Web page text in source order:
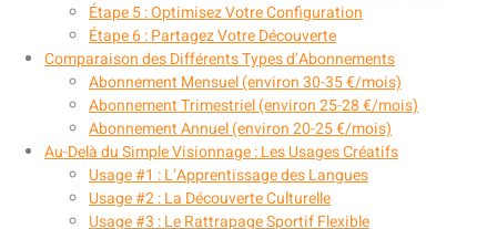
Étape 5 : Optimisez Votre Configuration
Étape 6 : Partagez Votre Découverte
Comparaison des Différents Types d’Abonnements
Abonnement Mensuel (environ 30-35 €/mois)
Abonnement Trimestriel (environ 25-28 €/mois)
Abonnement Annuel (environ 20-25 €/mois)
Au-Delà du Simple Visionnage : Les Usages Créatifs
Usage #1 : L’Apprentissage des Langues
Usage #2 : La Découverte Culturelle
Usage #3 : Le Rattrapage Sportif Flexible